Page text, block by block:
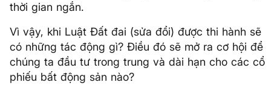
thời gian ngắn.
Vì vậy, khi Luật Đất đai (sửa đổi) được thi hành sẽ
có những tác động gì? Điều đó sẽ mở ra cơ hội để
chúng ta đầu tư trong trung và dài hạn cho các cổ
phiếu bất động sản nào?